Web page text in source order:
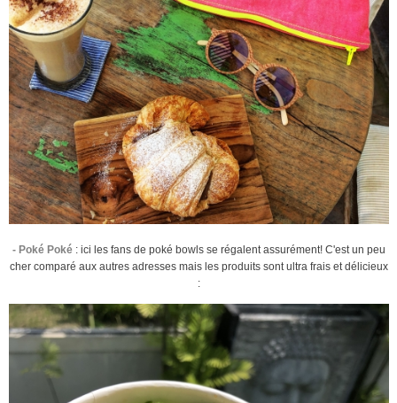
- Poké Poké: ici les fans de poké bowls se régalent assurément! C'est un peu
cher comparé aux autres adresses mais les produits sont ultra frais et délicieux
: